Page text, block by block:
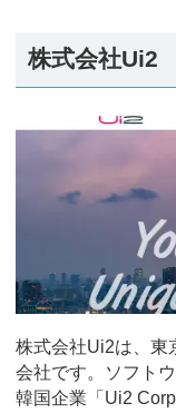
株式会社Ui2
株式会社Ui2は、東
会社です。ソフト
韓国企業「Ui2